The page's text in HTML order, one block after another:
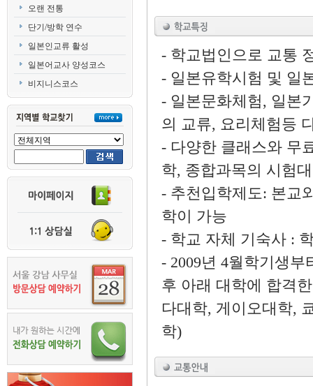
오랜 전통
단기/방학 연수
일본인교류 활성
일본어교사 양성코스
비지니스코스
- 학교법인으로 교통
- 일본유학시험 및 일
- 일본문화체험, 일본
의 교류, 요리체험등
- 다양한 클래스와 무
학, 종합과목의 시험
- 추천입학제도: 본교
학이 가능
- 학교 자체 기숙사 :
- 2009년 4월학기생
후 아래 대학에 합격
다대학, 게이오대학,
학)